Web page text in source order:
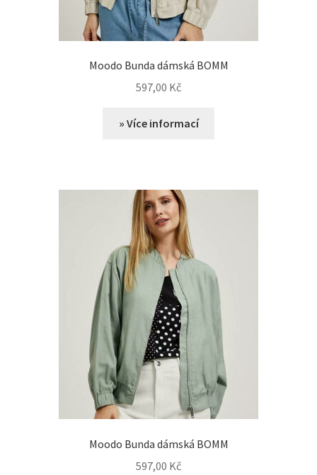
Moodo Bunda dámská BOMM
597,00 Kč
» Více informací
Moodo Bunda dámská BOMM
597,00 Kč